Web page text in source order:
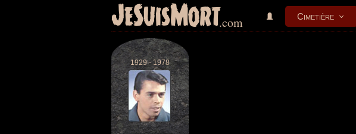
JeSuisMort.com Cimetière
1929 - 1978